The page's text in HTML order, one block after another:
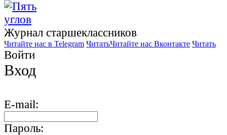
Журнал старшекласcников
Читайте нас в Telegram ЧитатьЧитайте нас Вконтакте Читать
Войти
Вход
E-mail:
Пароль: